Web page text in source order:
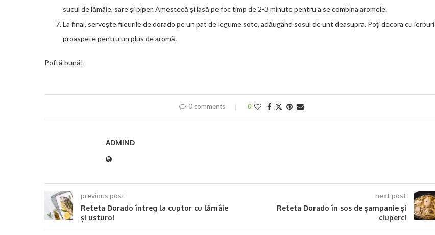
sucul de lămâie, sare și piper. Amestecă și lasă pe foc timp de 2-3 minute pentru a se combina aromele.
La final, servește fileurile de dorado pe un pat de legume sote, adăugând sosul de unt deasupra. Poți decora cu ierburi
proaspete pentru un plus de aromă.
Poftă bună!
0 comments 0
ADMIND
previous post
Reteta Dorado întreg la cuptor cu lămâie
și usturoi
next post
Reteta Dorado în sos de șampanie și
ciuperci